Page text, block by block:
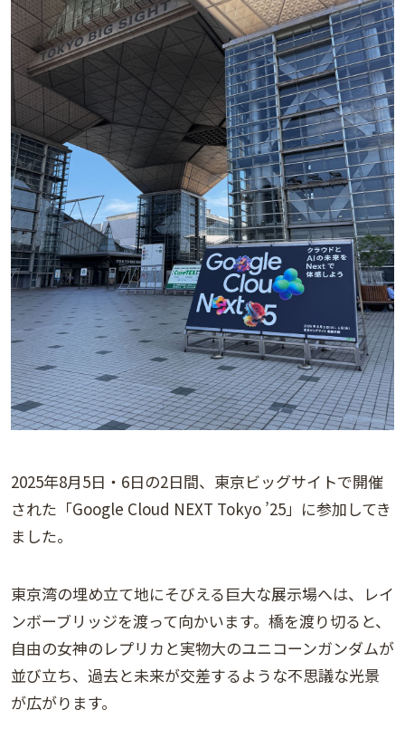
2025年8月5日・6日の2日間、東京ビッグサイトで開催
された「Google Cloud NEXT Tokyo ’25」に参加してき
ました。
東京湾の埋め立て地にそびえる巨大な展示場へは、レイ
ンボーブリッジを渡って向かいます。橋を渡り切ると、
自由の女神のレプリカと実物大のユニコーンガンダムが
並び立ち、過去と未来が交差するような不思議な光景
が広がります。